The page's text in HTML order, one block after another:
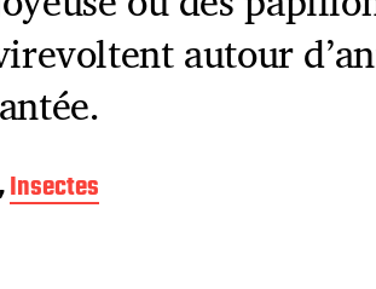
autour
,Insectes